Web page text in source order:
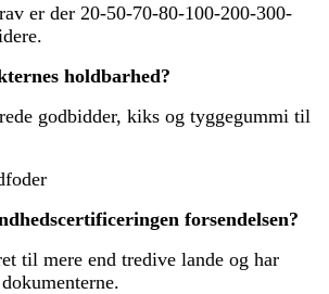
er der 20-50-70-80-100-200-300-
holdbarhed?
godbidder, kiks og tyggegummi til
forsendelsen?
til mere end tredive lande og har